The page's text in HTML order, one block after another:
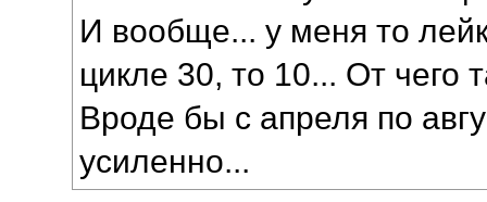
И вообще... у меня то
цикле 30, то 10... От чего
Вроде бы с апреля по
усиленно...